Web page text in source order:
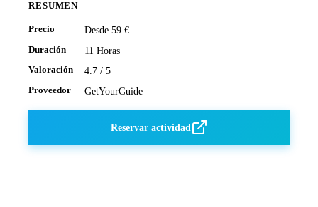
RESUMEN
Precio Desde 59 €
Duración 11 Horas
Valoración 4.7 / 5
Proveedor GetYourGuide
Reservar actividad